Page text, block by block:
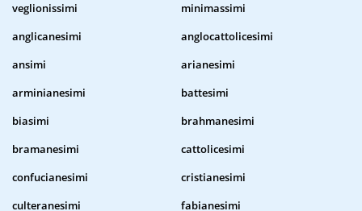
veglionissimi
minimassimi
anglicanesimi
anglocattolicesimi
ansimi
arianesimi
arminianesimi
battesimi
biasimi
brahmanesimi
bramanesimi
cattolicesimi
confucianesimi
cristianesimi
culteranesimi
fabianesimi